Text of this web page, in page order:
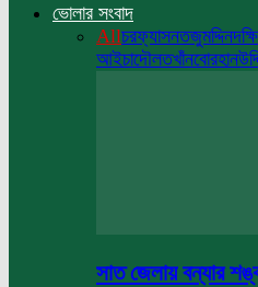
ভোলার সংবাদ
Allচরফ্যাসনতজুমদ্দিন
আইচাদৌলতখাঁন
সাত জেলায় বন্যার